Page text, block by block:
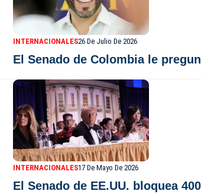
INTERNACIONALES26 De Julio De 2026
El Senado de Colombia le
INTERNACIONALES17 De Mayo De 2026
El Senado de EE.UU. bloquea